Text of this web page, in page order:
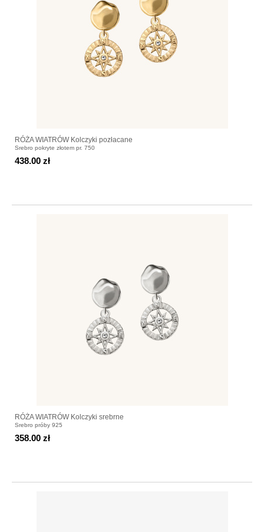
RÓŻA WIATRÓW Kolczyki pozłacane
Srebro pokryte złotem pr. 750
438.00 zł
RÓŻA WIATRÓW Kolczyki srebrne
Srebro próby 925
358.00 zł